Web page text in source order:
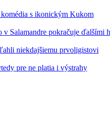
s ikonickým Kukom
Salamandre pokračuje ďalšími
niekdajšiemu prvoligistovi
pre ne platia i výstrahy